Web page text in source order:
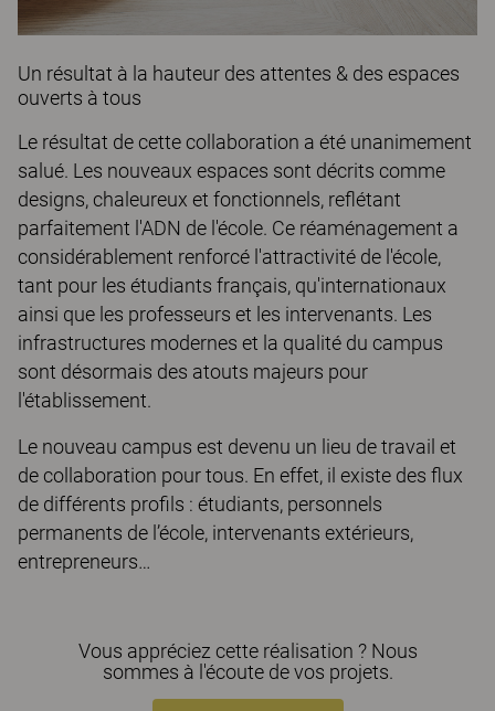
Un résultat à la hauteur des attentes & des espaces
ouverts à tous
Le résultat de cette collaboration a été unanimement
salué. Les nouveaux espaces sont décrits comme
designs, chaleureux et fonctionnels, reflétant
parfaitement l'ADN de l'école. Ce réaménagement a
considérablement renforcé l'attractivité de l'école,
tant pour les étudiants français, qu'internationaux
ainsi que les professeurs et les intervenants. Les
infrastructures modernes et la qualité du campus
sont désormais des atouts majeurs pour
l'établissement.
Le nouveau campus est devenu un lieu de travail et
de collaboration pour tous. En effet, il existe des flux
de différents profils : étudiants, personnels
permanents de l’école, intervenants extérieurs,
entrepreneurs…
Vous appréciez cette réalisation ? Nous
sommes à l'écoute de vos projets.